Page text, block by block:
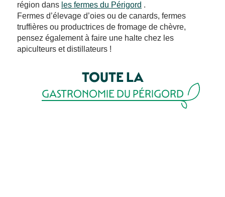
région dans les fermes du Périgord .
Fermes d’élevage d’oies ou de canards, fermes
truffières ou productrices de fromage de chèvre,
pensez également à faire une halte chez les
apiculteurs et distillateurs !
TOUTE LA
GASTRONOMIE DU PÉRIGORD